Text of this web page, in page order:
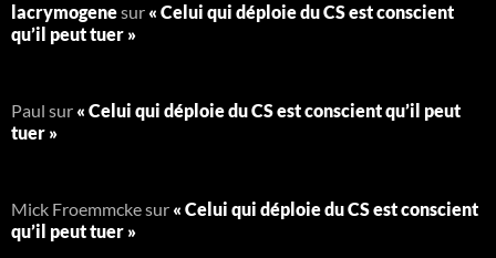
lacrymogenesur « Celui qui déploie du CS est conscient
qu’il peut tuer »
Paul sur « Celui qui déploie du CS est conscient qu’il peut
tuer »
Mick Froemmckesur « Celui qui déploie du CS est conscient
qu’il peut tuer »